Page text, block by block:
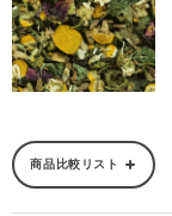
商品比較リスト